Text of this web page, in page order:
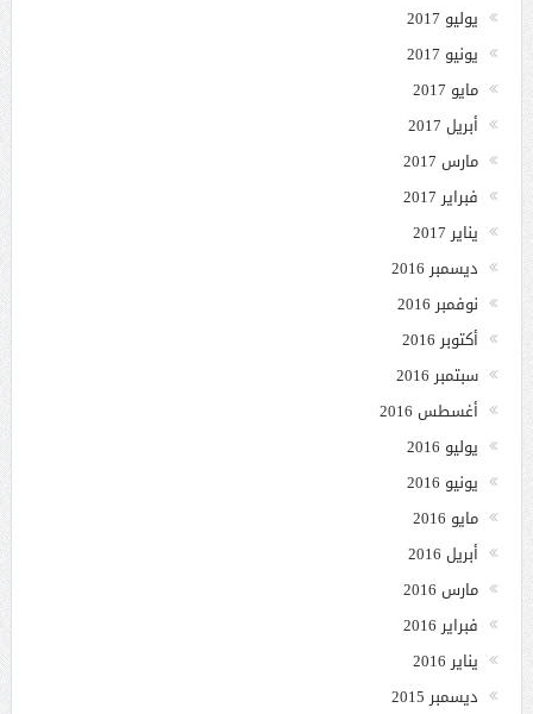
يوليو 2017
يونيو 2017
مايو 2017
أبريل 2017
مارس 2017
فبراير 2017
يناير 2017
ديسمبر 2016
نوفمبر 2016
أكتوبر 2016
سبتمبر 2016
أغسطس 2016
يوليو 2016
يونيو 2016
مايو 2016
أبريل 2016
مارس 2016
فبراير 2016
يناير 2016
ديسمبر 2015